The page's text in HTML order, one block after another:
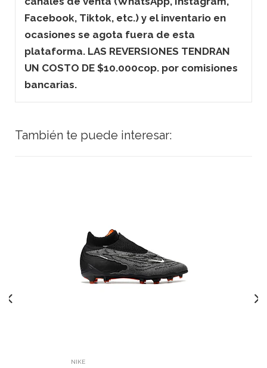
Facebook, Tiktok, etc.) y el inventario en
ocasiones se agota fuera de esta
plataforma. LAS REVERSIONES TENDRAN
UN COSTO DE $10.000cop. por comisiones
bancarias.
También te puede interesar:
NIKE